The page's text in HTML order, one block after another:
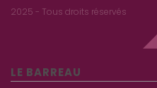
2025 - Tous droits réservés
LE BARREAU